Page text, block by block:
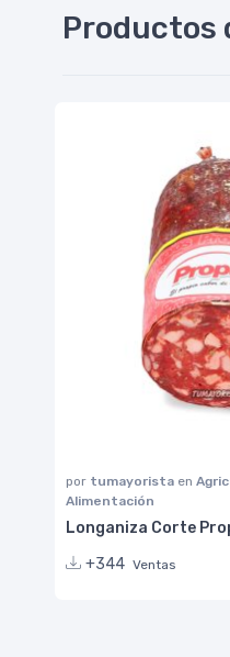
Productos
por tumayorista en
Alimentación
Longaniza Corte
+344 Ventas